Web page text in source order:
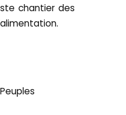
chantier des